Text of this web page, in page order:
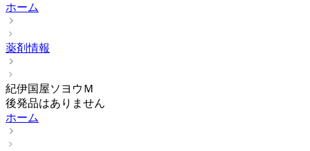
ホーム
薬剤情報
紀伊国屋ソヨウＭ
後発品はありません
ホーム